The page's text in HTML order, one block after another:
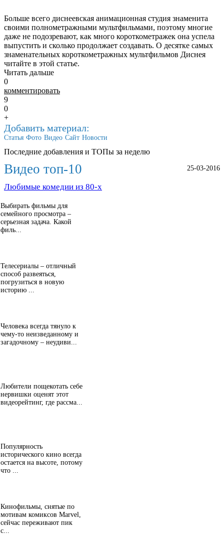
Больше всего диснеевская анимационная студия знаменита
своими полнометражными мультфильмами, поэтому многие
даже не подозревают, как много короткометражек она успела
выпустить и сколько продолжает создавать. О десятке самых
знаменательных короткометражных мультфильмов Диснея
читайте в этой статье.
Читать дальше
0
комментировать
9
0
+
Добавить материал:
Статья Фото Видео Сайт Новости
Последние добавления и ТОПы за неделю
Видео топ-10 25-03-2016
Любимые комедии из 80-х
Выбирать фильмы для
семейного просмотра –
серьезная задача. Какой
филь...
Телесериалы – отличный
способ развеяться,
погрузиться в новую
историю ...
Человека всегда тянуло к
чему-то неизведанному и
загадочному – неудиви...
Любители пощекотать себе
нервишки оценят этот
видеорейтинг, где рассма...
Популярность
исторического кино всегда
остается на высоте, потому
что ...
Кинофильмы, снятые по
мотивам комиксов Marvel,
сейчас переживают пик
с...